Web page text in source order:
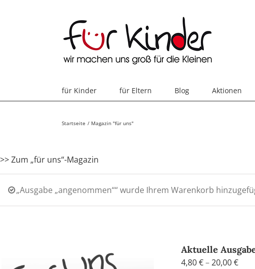
für Kinder für Eltern Blog Aktionen
Startseite Magazin "für uns"
>> Zum „für uns“-Magazin
„Ausgabe „angenommen““ wurde Ihrem Warenkorb
Aktuelle
4,80€–20,00€